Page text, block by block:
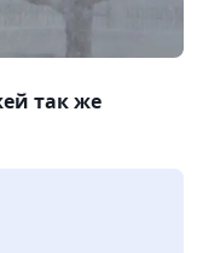
так же